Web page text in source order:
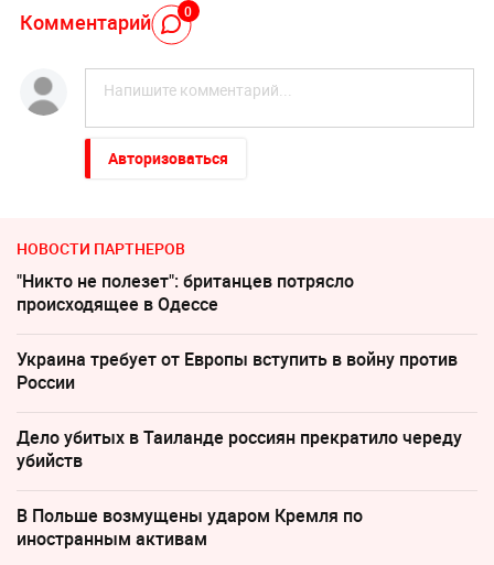
Комментарий 0
Авторизоваться
НОВОСТИ ПАРТНЕРОВ
"Никто не полезет": британцев потрясло
происходящее в Одессе
Украина требует от Европы вступить в войну против
России
Дело убитых в Таиланде россиян прекратило череду
убийств
В Польше возмущены ударом Кремля по
иностранным активам